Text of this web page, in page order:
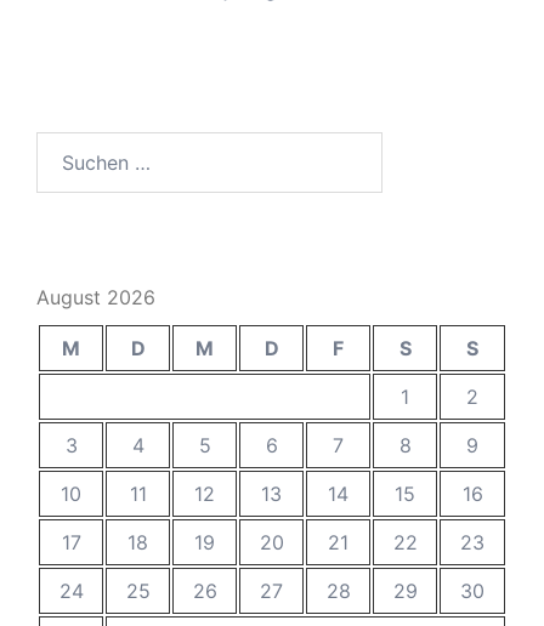
August 2026
M D M D F S
S
1
2
3
4 5 6 7 8
9
10
11 12 13 14 15
16
17
18 19 20 21 22
23
24
25 26 27 28 29
30